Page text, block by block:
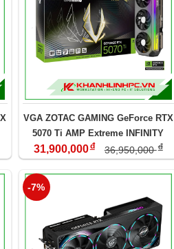
VGA ZOTAC GAMING GeForce RTX
5070 Ti AMP Extreme INFINITY
16GB
31,900,000đ 36,950,000đ
-7%